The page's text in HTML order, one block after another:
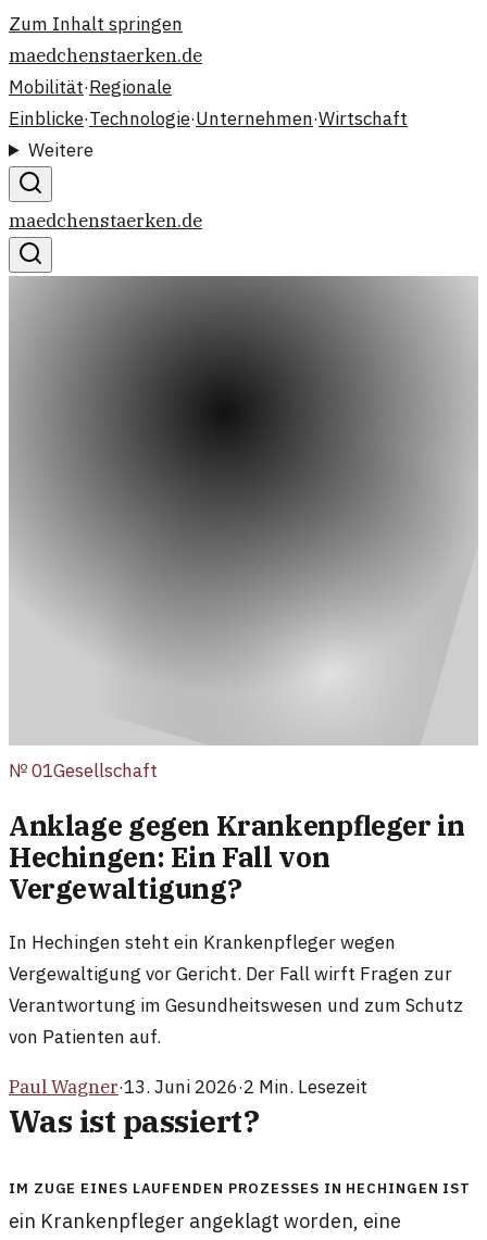
Zum Inhalt springen
maedchenstaerken.de
Mobilität·Regionale
Einblicke·Technologie·Unternehmen·Wirtschaft
Weitere
maedchenstaerken.de
№01Gesellschaft
Anklage gegen Krankenpfleger in
Hechingen: Ein Fall von
Vergewaltigung?
In Hechingen steht ein Krankenpfleger wegen
Vergewaltigung vor Gericht. Der Fall wirft Fragen zur
Verantwortung im Gesundheitswesen und zum Schutz
von Patienten auf.
Paul Wagner·13. Juni 2026·2 Min. Lesezeit
Was ist passiert?
Im Zuge eines laufenden Prozesses in Hechingen ist
ein Krankenpfleger angeklagt worden, eine